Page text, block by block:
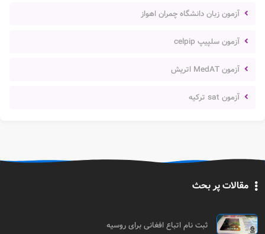
آزمون زبان دانشگاه چمران اهواز
آزمون سلپیپ celpip
آزمون MedAT اتریش
آزمون sat ترکیه
مقالات پر بحث
ثبت نام اتباع افغانی برای روسیه